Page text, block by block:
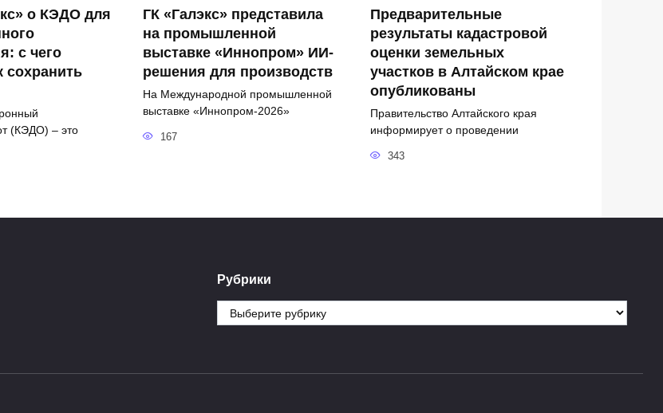
о КЭДО для
с чего
сохранить
(КЭДО) – это
ГК «Галэкс» представила
на промышленной
выставке «Иннопром» ИИ-
решения для производств
На Международной промышленной
выставке «Иннопром-2026»
167
Предварительные
результаты кадастровой
оценки земельных
участков в Алтайском крае
опубликованы
Правительство Алтайского края
информирует о проведении
343
Рубрики
Рубрики